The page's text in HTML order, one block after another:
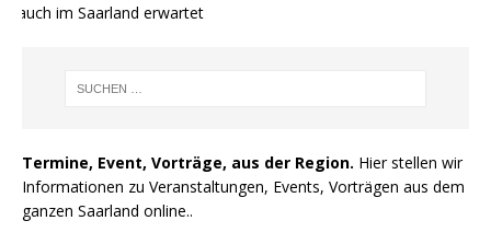
auch im Saarland erwartet
Termine, Event, Vorträge, aus der Region. Hier stellen wir
Informationen zu Veranstaltungen, Events, Vorträgen aus dem
ganzen Saarland online..